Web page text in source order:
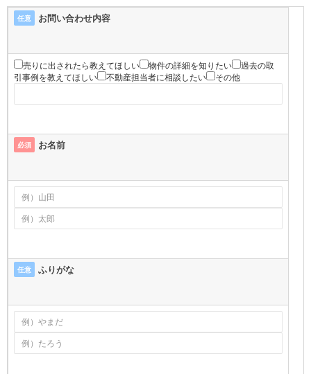
任意 お問い合わせ内容
売りに出されたら教えてほしい 物件の詳細を知りたい
過去の取
引事例を教えてほしい
不動産担当者に相談したい その他
必須 お名前
任意 ふりがな